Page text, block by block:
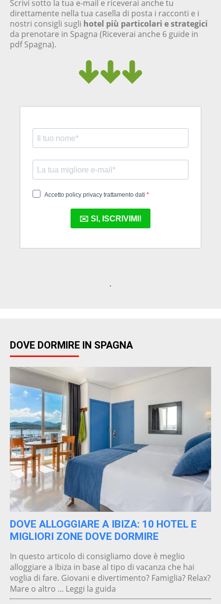
Scrivi sotto la tua e-mail e riceverai anche tu
direttamente nella tua casella di posta i racconti e i
nostri consigli sugli hotel più particolari e strategici
da prenotare in Spagna (Riceverai anche 6 guide in
pdf Spagna).
.
DOVE DORMIRE IN SPAGNA
DOVE ALLOGGIARE A IBIZA: 10 HOTEL E
MIGLIORI ZONE DOVE DORMIRE
In questo articolo di consigliamo dove è meglio
alloggiare a Ibiza in base al tipo di vacanza che hai
voglia di fare. Giovani e divertimento? Famiglia? Relax?
Mare o altro ... Leggi la guida